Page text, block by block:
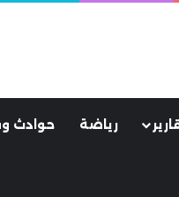
رياضة حوادث